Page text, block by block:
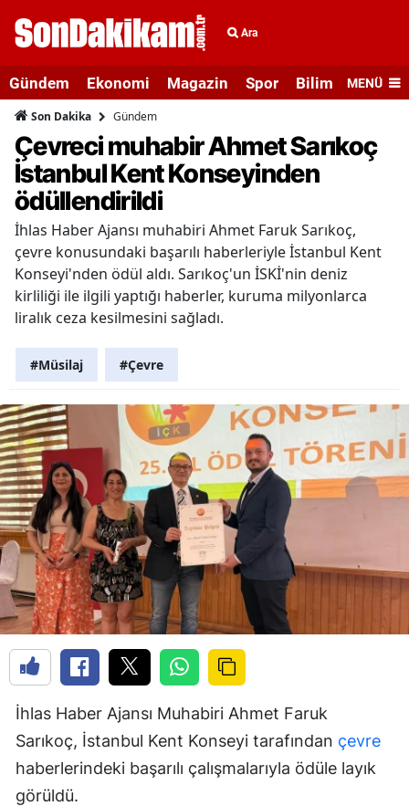
Ara
Gündem Ekonomi Magazin Spor Bilim veMENÜ
Son Dakika Gündem
Çevreci muhabir Ahmet Sarıkoç
İstanbul Kent Konseyinden
ödüllendirildi
İhlas Haber Ajansı muhabiri Ahmet Faruk Sarıkoç,
çevre konusundaki başarılı haberleriyle İstanbul Kent
Konseyi'nden ödül aldı. Sarıkoç'un İSKİ'nin deniz
kirliliği ile ilgili yaptığı haberler, kuruma milyonlarca
liralık ceza kesilmesini sağladı.
#Müsilaj #Çevre
İhlas Haber Ajansı Muhabiri Ahmet Faruk
Sarıkoç, İstanbul Kent Konseyi tarafından çevre
haberlerindeki başarılı çalışmalarıyla ödüle layık
görüldü.